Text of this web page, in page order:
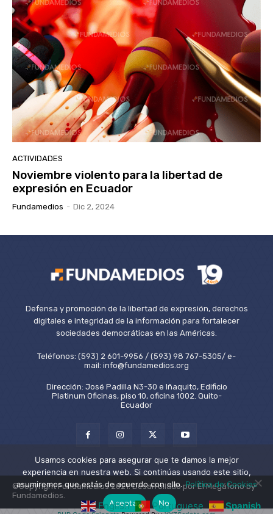
ACTIVIDADES
Noviembre violento para la libertad de
expresión en Ecuador
Fundamedios - Dic 2, 2024
Defensa y promoción de la libertad de expresión, derechos
digitales e integridad de la información para fortalecer
sociedades democráticas en las Américas.
Teléfonos: (593) 2 601-9956 / (593) 98 767-5305/ e-
mail: info@fundamedios.org
Dirección: José Padilla N3-30 e Iñaquito, Edificio
Platinum Oficinas, piso 10, oficina 1002. Quito-
Ecuador
©Copyright Fundamedios 2021. Desarrollado por El Megáfono by
Fundamedios.
English Portuguese Spanish
Usamos cookies para asegurar que te damos la mejor
experiencia en nuestra web. Si continúas usando este sitio,
asumiremos que estás de acuerdo con ello.Política de Cookies
Aceptar
No